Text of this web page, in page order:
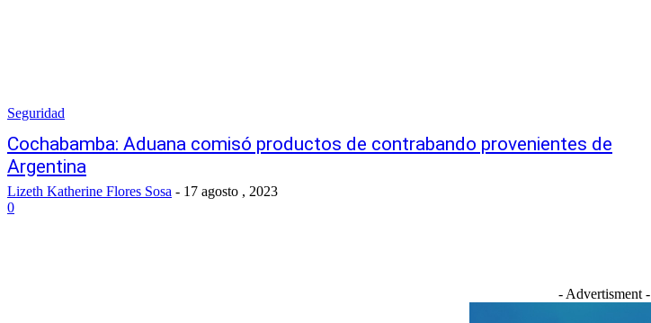
Seguridad
Cochabamba: Aduana comisó productos de contrabando provenientes de
Argentina
Lizeth Katherine Flores Sosa - 17 agosto , 2023
0
- Advertisment -